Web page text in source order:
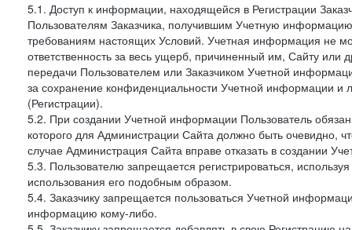
5.1. Доступ к информации, находящейся в Регистрации
Пользователям Заказчика, получившим Учетную
требованиям настоящих Условий. Учетная информация не
ответственность за весь ущерб, причиненный им, Сайту
передачи Пользователем или Заказчиком Учетной
за сохранение конфиденциальности Учетной информации
(Регистрации).
5.2. При создании Учетной информации Пользователь
которого для Администрации Сайта должно быть очевидно,
случае Администрация Сайта вправе отказать в создании
5.3. Пользователю запрещается регистрироваться,
использования его подобным образом.
5.4. Заказчику запрещается пользоваться Учетной
информацию кому-либо.